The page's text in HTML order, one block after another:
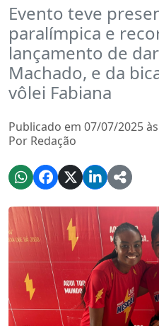
Evento teve
paralímpica e
lançamento de
Machado, e da
vôlei Fabiana
Publicado em 07/07/2025
Por Redação